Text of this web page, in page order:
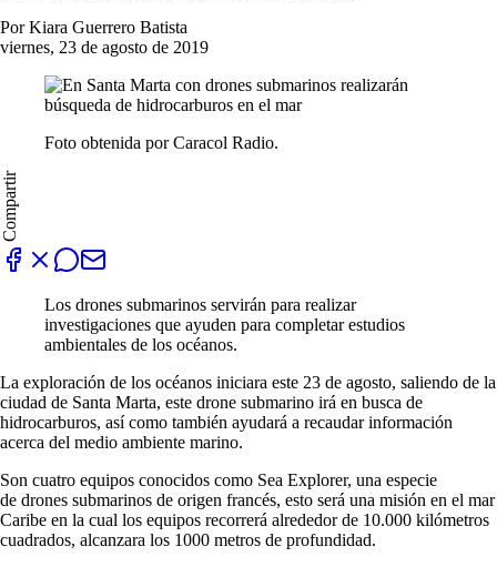
Por Kiara Guerrero Batista
viernes, 23 de agosto de 2019
Foto obtenida por Caracol Radio.
Compartir
Los drones submarinos servirán para realizar
investigaciones que ayuden para completar estudios
ambientales de los océanos.
La exploración de los océanos iniciara este 23 de agosto, saliendo de la
ciudad de Santa Marta, este drone submarino irá en busca de
hidrocarburos, así como también ayudará a recaudar información
acerca del medio ambiente marino.
Son cuatro equipos conocidos como Sea Explorer, una especie
de drones submarinos de origen francés, esto será una misión en el mar
Caribe en la cual los equipos recorrerá alrededor de 10.000 kilómetros
cuadrados, alcanzara los 1000 metros de profundidad.